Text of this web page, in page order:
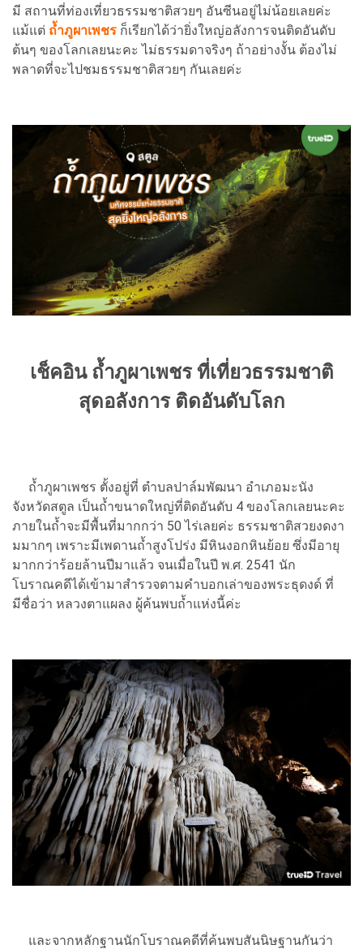
มี สถานที่ท่องเที่ยวธรรมชาติสวยๆ อันซีนอยู่ไม่น้อยเลยค่ะ
แม้แต่ ถ้ำภูผาเพชร ก็เรียกได้ว่ายิ่งใหญ่อลังการจนติดอันดับ
ต้นๆ ของโลกเลยนะคะ ไม่ธรรมดาจริงๆ ถ้าอย่างงั้น ต้องไม่
พลาดที่จะไปชมธรรมชาติสวยๆ กันเลยค่ะ
เช็คอิน ถ้ำภูผาเพชร ที่เที่ยวธรรมชาติ
สุดอลังการ ติดอันดับโลก
ถ้ำภูผาเพชร ตั้งอยู่ที่ ตำบลปาล์มพัฒนา อำเภอมะนัง
จังหวัดสตูล เป็นถ้ำขนาดใหญ่ที่ติดอันดับ 4 ของโลกเลยนะคะ
ภายในถ้ำจะมีพื้นที่มากกว่า 50 ไร่เลยค่ะ ธรรมชาติสวยงดงา
มมากๆ เพราะมีเพดานถ้ำสูงโปร่ง มีหินงอกหินย้อย ซึ่งมีอายุ
มากกว่าร้อยล้านปีมาแล้ว จนเมื่อในปี พ.ศ. 2541 นัก
โบราณคดีได้เข้ามาสำรวจตามคำบอกเล่าของพระธุดงด์ ที่
มีชื่อว่า หลวงตาแผลง ผู้ค้นพบถ้ำแห่งนี้ค่ะ
และจากหลักฐานนักโบราณคดีที่ค้นพบสันนิษฐานกันว่า